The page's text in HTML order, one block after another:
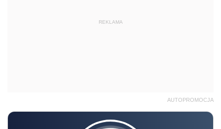
REKLAMA
AUTOPROMOCJA